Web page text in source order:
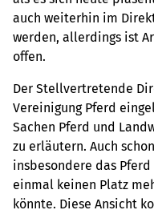
auch weiterhin im
werden, allerdings ist
offen.
Der Stellvertretende
Vereinigung Pferd
Sachen Pferd und
zu erläutern. Auch
insbesondere das
einmal keinen Platz
könnte. Diese Ansicht